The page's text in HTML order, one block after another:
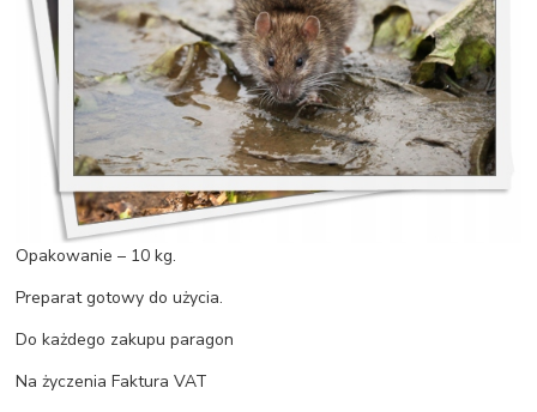
Opakowanie – 10 kg.
Preparat gotowy do użycia.
Do każdego zakupu paragon
Na życzenia Faktura VAT